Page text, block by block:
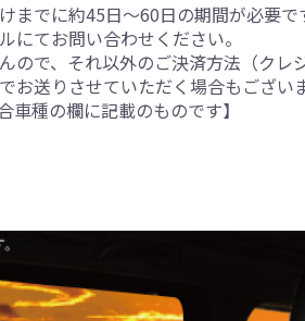
でに約45日～60日の期間が必要で
てお問い合わせください。
で、それ以外のご決済方法（クレ
送りさせていただく場合もございま
車種の欄に記載のものです】